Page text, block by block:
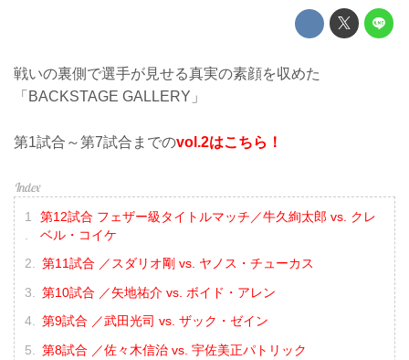
戦いの裏側で選手が見せる真実の素顔を収めた
「BACKSTAGE GALLERY」
第1試合～第7試合までのvol.2はこちら！
第12試合 フェザー級タイトルマッチ／牛久絢太郎 vs. クレ
ベル・コイケ
第11試合 ／スダリオ剛 vs. ヤノス・チューカス
第10試合 ／矢地祐介 vs. ボイド・アレン
第9試合 ／武田光司 vs. ザック・ゼイン
第8試合 ／佐々木信治 vs. 宇佐美正パトリック